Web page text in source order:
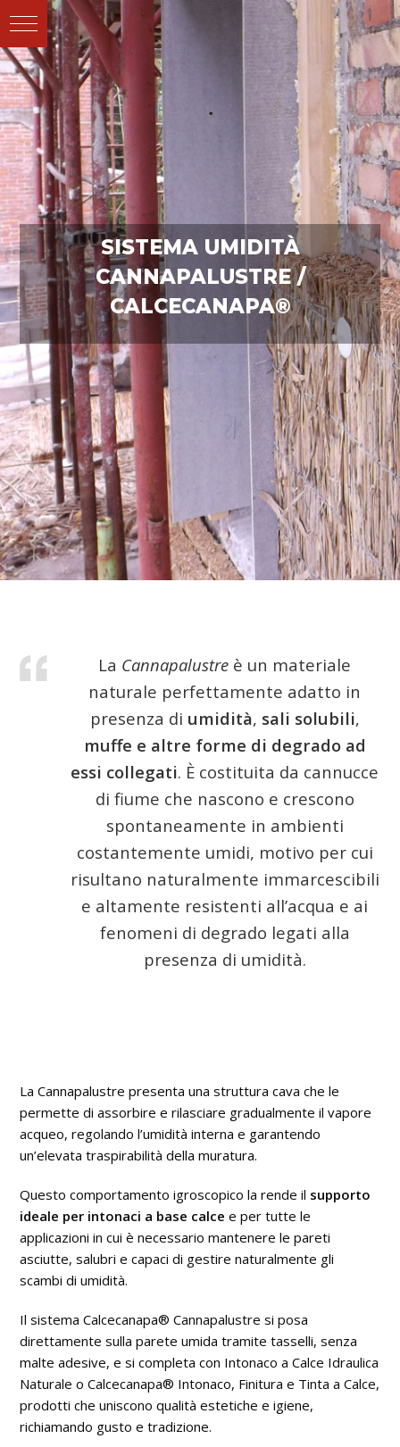
SISTEMA UMIDITÀ
CANNAPALUSTRE /
CALCECANAPA®
La Cannapalustre è un materiale
naturale perfettamente adatto in
presenza di umidità, sali solubili,
muffe e altre forme di degrado ad
essi collegati. È costituita da cannucce
di fiume che nascono e crescono
spontaneamente in ambienti
costantemente umidi, motivo per cui
risultano naturalmente immarcescibili
e altamente resistenti all’acqua e ai
fenomeni di degrado legati alla
presenza di umidità.
La Cannapalustre presenta una struttura cava che le
permette di assorbire e rilasciare gradualmente il vapore
acqueo, regolando l’umidità interna e garantendo
un’elevata traspirabilità della muratura.
Questo comportamento igroscopico la rende il supporto
ideale per intonaci a base calce e per tutte le
applicazioni in cui è necessario mantenere le pareti
asciutte, salubri e capaci di gestire naturalmente gli
scambi di umidità.
Il sistema Calcecanapa® Cannapalustre si posa
direttamente sulla parete umida tramite tasselli, senza
malte adesive, e si completa con Intonaco a Calce Idraulica
Naturale o Calcecanapa® Intonaco, Finitura e Tinta a Calce,
prodotti che uniscono qualità estetiche e igiene,
richiamando gusto e tradizione.